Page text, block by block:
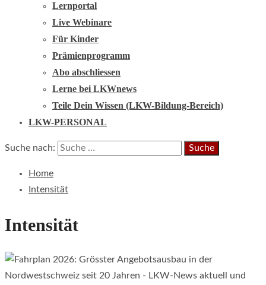
Lernportal
Live Webinare
Für Kinder
Prämienprogramm
Abo abschliessen
Lerne bei LKWnews
Teile Dein Wissen (LKW-Bildung-Bereich)
LKW-PERSONAL
Suche nach:
Home
Intensität
Intensität